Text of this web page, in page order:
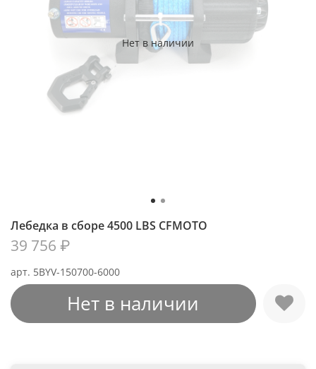
Нет в наличии
арт. 5BYV-150700-6000
Лебедка в сборе 4500 LBS CFMOTO
39 756 ₽
Нет в наличии